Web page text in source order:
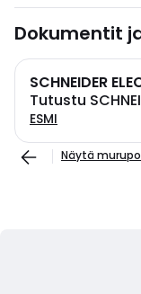
Dokumentit
SCHNEIDER
Tutustu
ESMI
Näytä